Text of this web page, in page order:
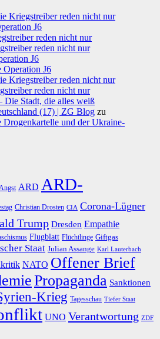
Kriegstreiber reden nicht nur
J6
reden nicht nur
reden nicht nur
J6
Operation J6
Kriegstreiber reden nicht nur
reden nicht nur
Stadt, die alles weiß
(17) | ZG Blog zu
Drogenkartelle und der Ukraine-
ARD ARD-
Christian Drosten CIA Corona-Lügner
Trump Dresden Empathie
Flugblatt Flüchtlinge Giftgas
Staat Julian Assange Karl Lauterbach
NATO Offener Brief
Propaganda Sanktionen
Krieg Tagesschau Tiefer Staat
UNO Verantwortung ZDF